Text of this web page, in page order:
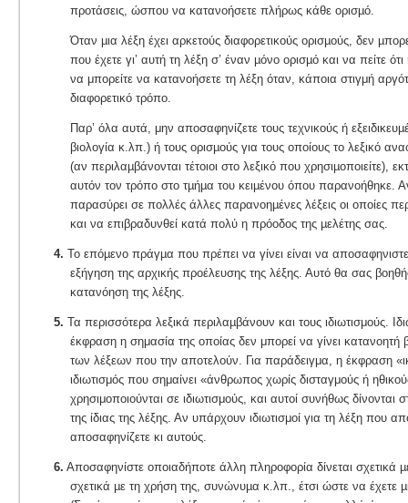
προτάσεις, ώσπου να κατανοήσετε πλήρως κάθε ορισµό.
Όταν µια λέξη έχει αρκετούς διαφορετικούς ορισµούς, δεν
που έχετε γι’ αυτή τη λέξη σ’ έναν µόνο ορισµό και να πείτε
να μπορείτε να κατανοήσετε τη λέξη όταν, κάποια στιγμή
διαφορετικό τρόπο.
Παρ’ όλα αυτά, μην αποσαφηνίζετε τους τεχνικούς ή
βιολογία κ.λπ.) ή τους ορισµούς για τους οποίους το λεξικό
(αν περιλαµβάνονται τέτοιοι στο λεξικό που χρησιµοποιείτε),
αυτόν τον τρόπο στο τµήµα του κειµένου όπου παρανοήθηκε.
παρασύρει σε πολλές άλλες παρανοηµένες λέξεις οι οποίες
και να επιβραδυνθεί κατά πολύ η πρόοδος της µελέτης σας.
4. Το επόµενο πράγµα που πρέπει να γίνει είναι να
εξήγηση της αρχικής προέλευσης της λέξης. Αυτό θα σας
κατανόηση της λέξης.
5. Τα περισσότερα λεξικά περιλαµβάνουν και τους ιδιωτισμούς.
έκφραση η σημασία της οποίας δεν μπορεί να γίνει
των λέξεων που την αποτελούν. Για παράδειγμα, η έκφραση
ιδιωτισμός που σημαίνει «άνθρωπος χωρίς δισταγμούς ή
χρησιμοποιούνται σε ιδιωτισμούς, και αυτοί συνήθως δίνονται
της ίδιας της λέξης. Αν υπάρχουν ιδιωτισμοί για τη λέξη που
αποσαφηνίζετε κι αυτούς.
6. Αποσαφηνίστε οποιαδήποτε άλλη πληροφορία δίνεται σχετικά
σχετικά µε τη χρήση της, συνώνυµα κ.λπ., έτσι ώστε να έχετε